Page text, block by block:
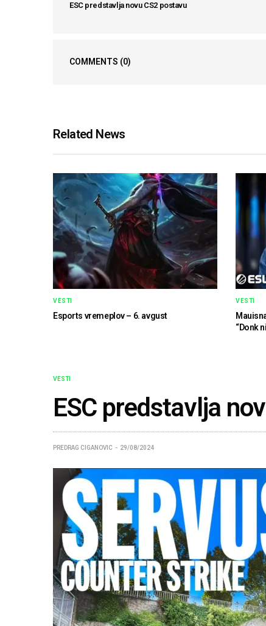
ESC predstavlja novu CS2 postavu
COMMENTS (0)
Related News
VESTI
Esports vremeplov – 6. avgust
VESTI
“Donk
VESTI
ESC predstavlja
PREDRAG CIGANOVIC 29/08/2024